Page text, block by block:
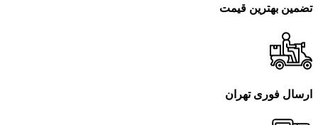
تضمین بهترین قیمت
ارسال فوری تهران